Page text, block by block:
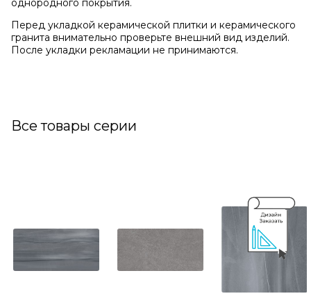
однородного покрытия.
Перед укладкой керамической плитки и керамического
гранита внимательно проверьте внешний вид изделий.
После укладки рекламации не принимаются.
Все товары серии